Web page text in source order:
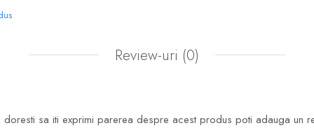
Review-uri (0)
doresti sa iti exprimi parerea despre acest produs poti adauga un